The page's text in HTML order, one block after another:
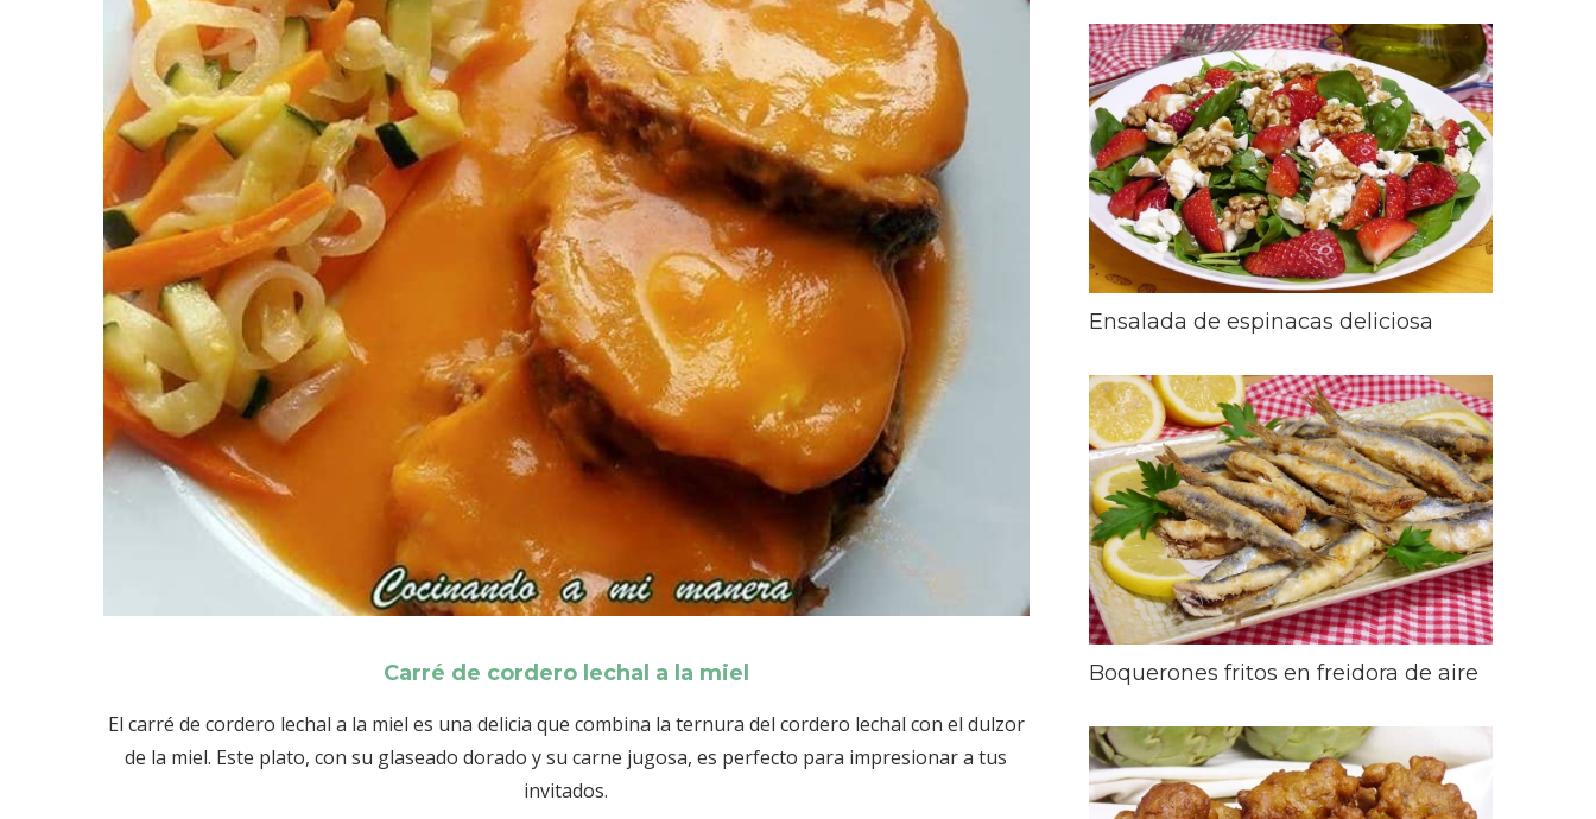
Carré de cordero lechal a la miel
El carré de cordero lechal a la miel es una delicia que combina la ternura del cordero lechal con el dulzor
de la miel. Este plato, con su glaseado dorado y su carne jugosa, es perfecto para impresionar a tus
invitados.
Ensalada de espinacas deliciosa
Boquerones fritos en freidora de aire